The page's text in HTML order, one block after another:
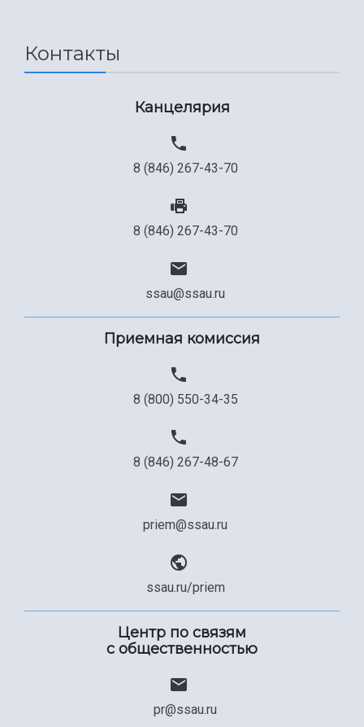
Контакты
Канцелярия
8 (846) 267-43-70
8 (846) 267-43-70
ssau@ssau.ru
Приемная комиссия
8 (800) 550-34-35
8 (846) 267-48-67
priem@ssau.ru
ssau.ru/priem
Центр по связям
с общественностью
pr@ssau.ru